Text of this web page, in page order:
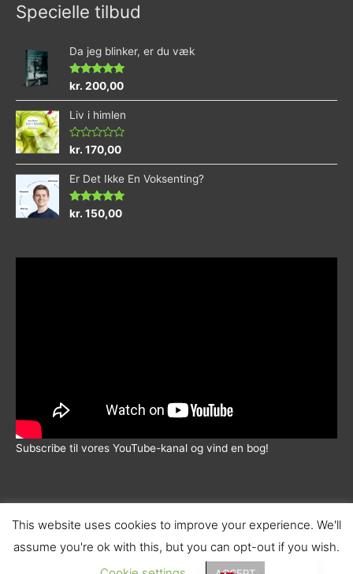
Specielle tilbud
Da jeg blinker, er du væk
Vurderet
ud af 5
kr. 200,00
Liv i himlen
Vurderet
ud
af
5
kr. 170,00
Er Det Ikke En Voksenting?
Vurderet
ud af 5
kr. 150,00
Subscribe til vores YouTube-kanal og vind en bog!
© 2026 |Wadskjær Forlag| info@wadskjaerforlag.dk |
Handelsbetingelser |Fortrolighedspolitik
This website uses cookies to improve your experience. We'll
assume you're ok with this, but you can opt-out if you wish.
English (UK)